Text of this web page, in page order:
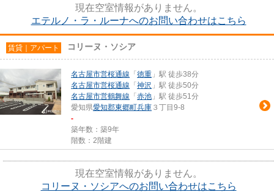
現在空室情報がありません。
エテルノ・ラ・ルーナへのお問い合わせはこちら
賃貸｜アパート コリーヌ・ソシア
名古屋市営桜通線 「 徳重 」駅 徒歩38分
名古屋市営桜通線 「 神沢 」駅 徒歩50分
名古屋市営鶴舞線 「 赤池 」駅 徒歩51分
愛知県愛知郡東郷町兵庫 ３丁目9-8
-
築年数：築9年
階数：2階建
現在空室情報がありません。
コリーヌ・ソシアへのお問い合わせはこちら